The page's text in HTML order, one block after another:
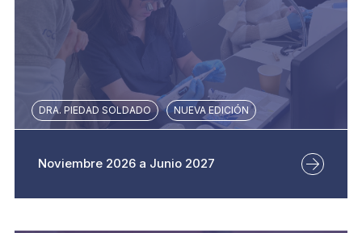
DRA. PIEDAD SOLDADO NUEVA EDICIÓN
Noviembre 2026 a Junio 2027